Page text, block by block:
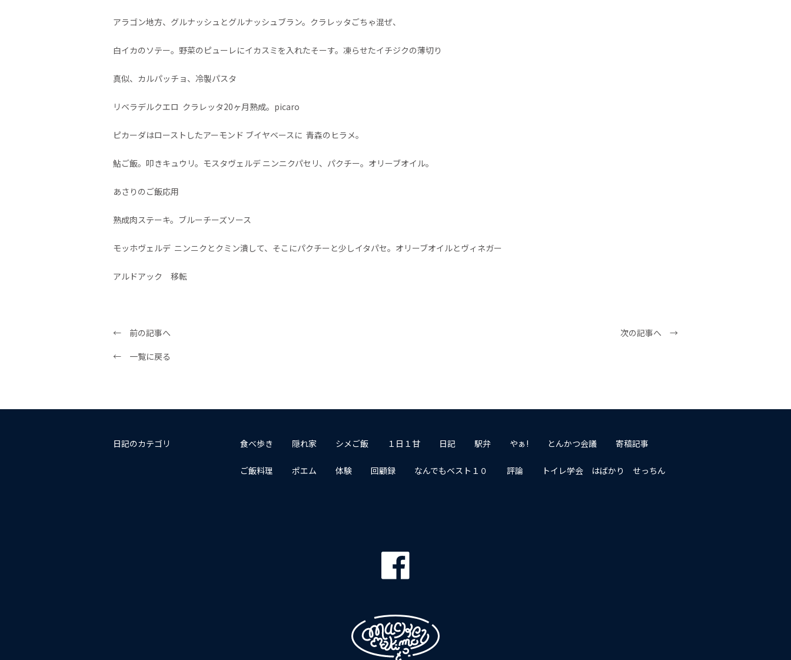
アラゴン地方、グルナッシュとグルナッシュブラン。クラレッタごちゃ混ぜ、
白イカのソテー。野菜のピューレにイカスミを入れたそーす。凍らせたイチジクの薄切り
真似、カルパッチョ、冷製パスタ
リベラデルクエロ クラレッタ20ヶ月熟成。 picaro
ピカーダはローストしたアーモンド ブイヤベースに 青森のヒラメ。
鮎ご飯。叩きキュウリ。モスタヴェルデ ニンニクパセリ、パクチー。オリーブオイル。
あさりのご飯応用
熟成肉ステーキ。ブルーチーズソース
モッホヴェルデ ニンニクとクミン潰して、そこにパクチーと少しイタパセ。オリーブオイルとヴィネガー
アルドアック 移転
← 前の記事へ
次の記事へ →
← 一覧に戻る
日記のカテゴリ 食べ歩き 隠れ家 シメご飯 １日１甘 日記 駅弁 やぁ! とんかつ会議 寄稿記事
ご飯料理 ポエム 体験 回顧録 なんでもベスト１０ 評論 トイレ学会 はばかり せっちん